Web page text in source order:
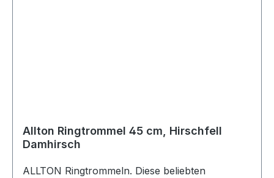
Allton Ringtrommel 45 cm, Hirschfell
Damhirsch
ALLTON Ringtrommeln. Diese beliebten